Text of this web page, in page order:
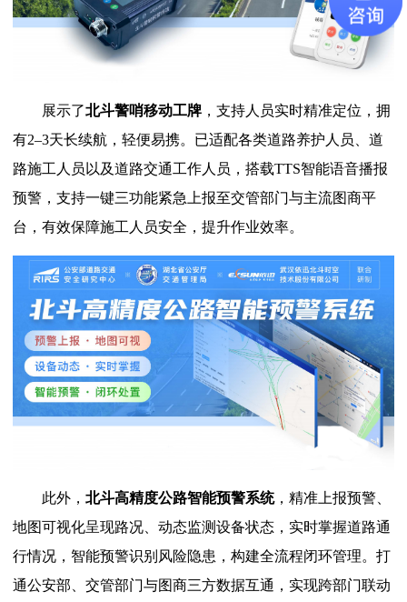
展示了北斗警哨移动工牌 ，支持人员实时精准定位，拥
有2–3天长续航，轻便易携。已适配各类道路养护人员、道
路施工人员以及道路交通工作人员，搭载TTS智能语音播报
预警，支持一键三功能紧急上报至交管部门与主流图商平
台，有效保障施工人员安全，提升作业效率。
此外，北斗高精度公路智能预警系统，精准上报预警、
地图可视化呈现路况、动态监测设备状态，实时掌握道路通
行情况，智能预警识别风险隐患，构建全流程闭环管理。打
通公安部、交管部门与图商三方数据互通，实现跨部门联动